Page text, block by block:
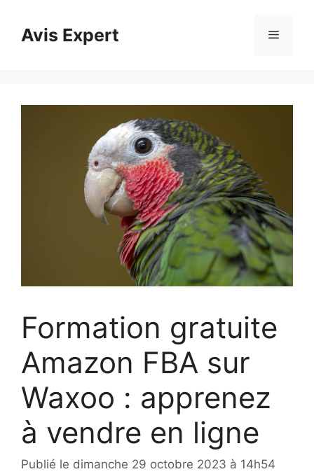
contenuAvis Expert Menu
Formation gratuite
Amazon FBA sur
Waxoo : apprenez
à vendre en ligne
Publié le dimanche 29 octobre 2023 à 14h54